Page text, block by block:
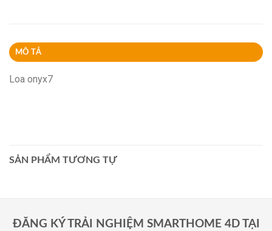
MÔ TẢ
Loa onyx7
SẢN PHẨM TƯƠNG TỰ
ĐĂNG KÝ TRẢI NGHIỆM SMARTHOME 4D TẠI